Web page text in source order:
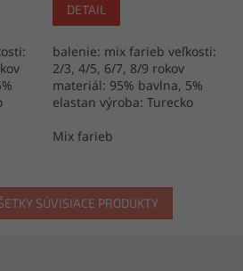
DETAIL
balenie: mix farieb veľkosti:
2/3, 4/5, 6/7, 8/9 rokov
materiál: 95% bavlna, 5%
elastan výroba: Turecko
Mix farieb
SÚVISIACE PRODUKTY